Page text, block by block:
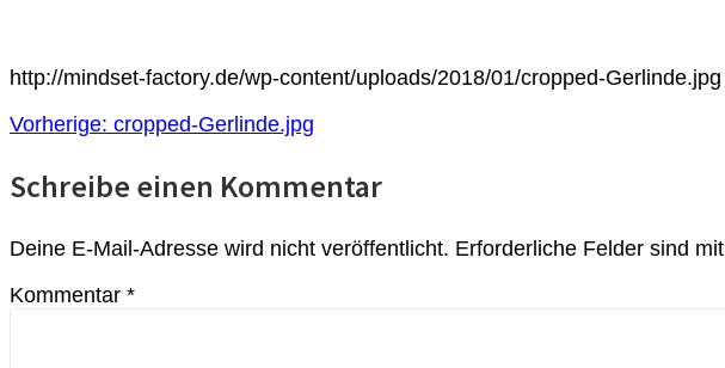
http://mindset-factory.de/wp-content/uploads/2018/01/cropped-Gerlinde.jpg
BEITRAGSNAVIGATION
Vorherige: Vorheriger
cropped-Gerlinde.jpg
Schreibe einen Kommentar
Deine E-Mail-Adresse wird nicht veröffentlicht. Erforderliche Felder sind mit
Kommentar *